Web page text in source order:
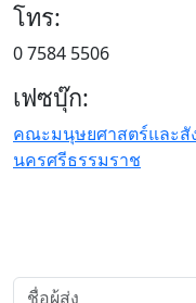
โทร:
0 7584 5506
เฟซบุ๊ก:
คณะมนุษยศาสตร์และสั
นครศรีธรรมราช